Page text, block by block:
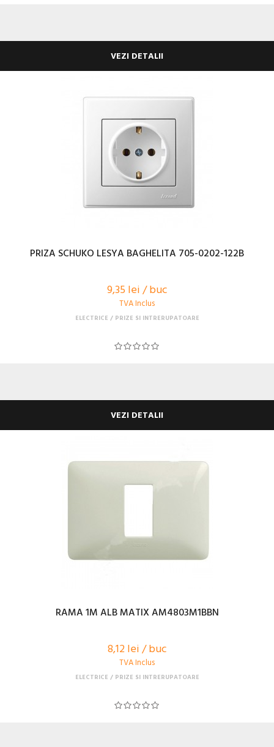
VEZI DETALII
PRIZA SCHUKO LESYA BAGHELITA 705-0202-122B
9,35 lei / buc
TVA Inclus
ELECTRICE PRIZE SI INTRERUPATOARE
VEZI DETALII
RAMA 1M ALB MATIX AM4803M1BBN
8,12 lei / buc
TVA Inclus
ELECTRICE PRIZE SI INTRERUPATOARE